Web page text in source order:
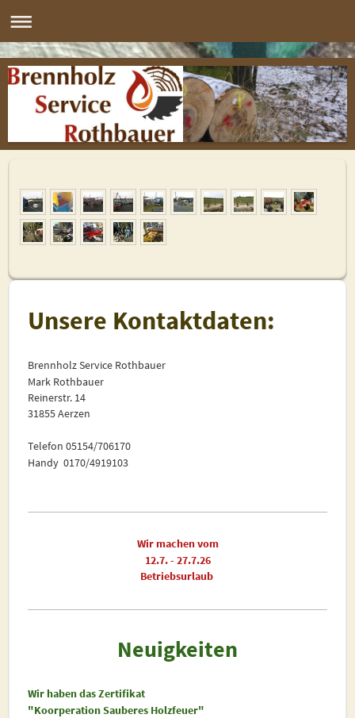
Unsere Kontaktdaten:
Brennholz Service Rothbauer
Mark Rothbauer
Reinerstr. 14
31855 Aerzen
Telefon 05154/706170
Handy 0170/4919103
Wir machen vom
12.7. - 27.7.26
Betriebsurlaub
Neuigkeiten
Wir haben das Zertifikat
"Koorperation Sauberes Holzfeuer"